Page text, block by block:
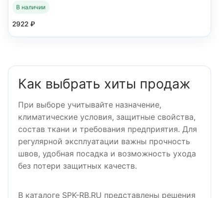
В наличии
2922 ₽
Как выбрать хиты продаж
При выборе учитывайте назначение,
климатические условия, защитные свойства,
состав ткани и требования предприятия. Для
регулярной эксплуатации важны прочность
швов, удобная посадка и возможность ухода
без потери защитных качеств.
В каталоге SPK-RB.RU представлены решения